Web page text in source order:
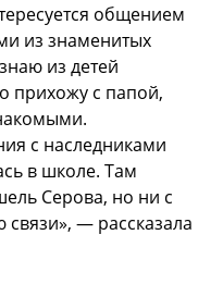
общением
из знаменитых
из детей
прихожу с папой,
с наследниками
в школе. Там
Серова, но ни с
— рассказала